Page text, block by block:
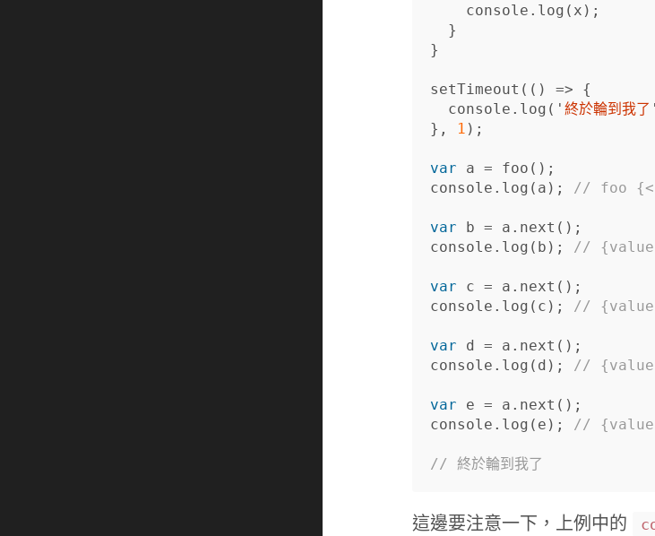
console . log ( x );
}
}
setTimeout (() =>
{
console . log ( ' 終於輪到我了 '
},
1 );
var a = foo ();
console . log ( a ); // foo
var b = a . next ();
console . log ( b ); //
var c = a . next ();
console . log ( c ); //
var d = a . next ();
console . log ( d ); //
var e = a . next ();
console . log ( e ); //
// 終於輪到我了
這邊要注意一下，上例中的